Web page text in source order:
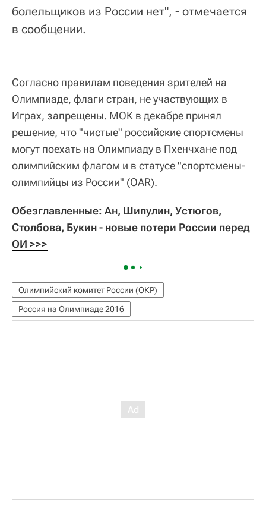
болельщиков из России нет", - отмечается
в сообщении.
Согласно правилам поведения зрителей на
Олимпиаде, флаги стран, не участвующих в
Играх, запрещены. МОК в декабре принял
решение, что "чистые" российские спортсмены
могут поехать на Олимпиаду в Пхенчхане под
олимпийским флагом и в статусе "спортсмены-
олимпийцы из России" (OAR).
Обезглавленные: Ан, Шипулин, Устюгов,
Столбова, Букин - новые потери России перед
ОИ >>>
Олимпийский комитет России (ОКР)
Россия на Олимпиаде 2016